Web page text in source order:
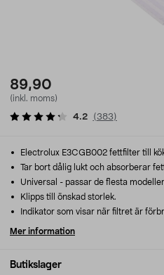
89,90
(inkl. moms)
4.2 (383)
Butikslager
Electrolux E3CGB002 fettfilter till
Tar bort dålig lukt och absorberar
Universal - passar de flesta
Klipps till önskad storlek.
Indikator som visar när filtret är
Mer information